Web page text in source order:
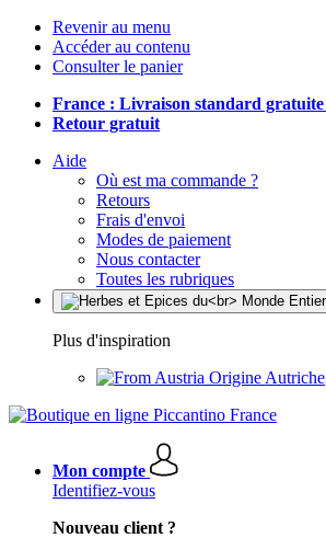
Revenir au menu
Accéder au contenu
Consulter le panier
France : Livraison standard gratuite
Retour gratuit
Aide
Où est ma commande ?
Retours
Frais d'envoi
Modes de paiement
Nous contacter
Toutes les rubriques
Plus d'inspiration
Origine Autriche
Mon compte
Identifiez-vous
Nouveau client ?